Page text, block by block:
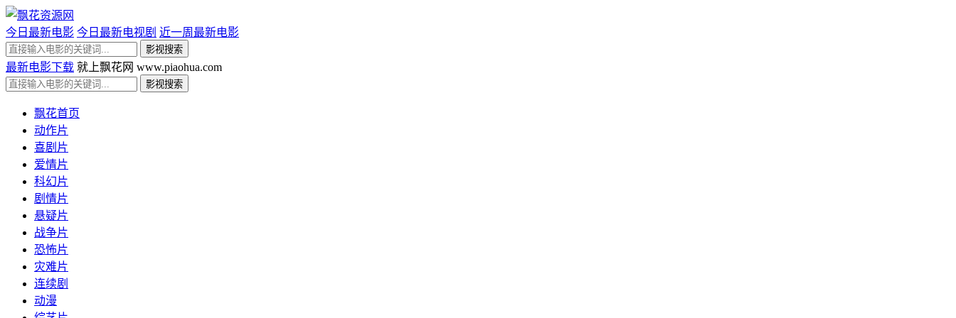
今日最新电影 今日最新电视剧 近一周最新电影
最新电影下载 就上飘花网 www.piaohua.com
飘花首页
动作片
喜剧片
爱情片
科幻片
剧情片
悬疑片
战争片
恐怖片
灾难片
连续剧
动漫